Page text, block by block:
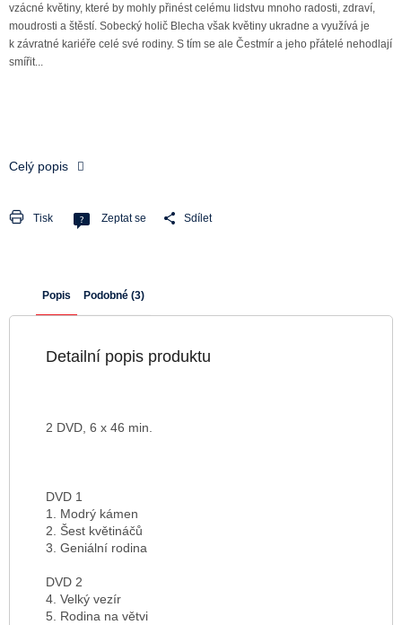
vzácné květiny, které by mohly přinést celému lidstvu mnoho radosti, zdraví,
moudrosti a štěstí. Sobecký holič Blecha však květiny ukradne a využívá je
k závratné kariéře celé své rodiny. S tím se ale Čestmír a jeho přátelé nehodlají
smířit...
Celý popis
Tisk Zeptat se Sdílet
Popis Podobné (3)
Detailní popis produktu
2 DVD, 6 x 46 min.
DVD 1
1. Modrý kámen
2. Šest květináčů
3. Geniální rodina
DVD 2
4. Velký vezír
5. Rodina na větvi